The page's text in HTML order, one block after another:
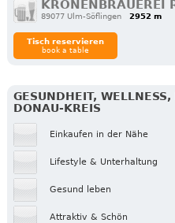
KRONENBRAUEREI
89077 Ulm-Söflingen 2952 m
Tisch reservieren
book a table
GESUNDHEIT,
DONAU-KREIS
Einkaufen in der Nähe
Lifestyle & Unterhaltung
Gesund leben
Attraktiv & Schön